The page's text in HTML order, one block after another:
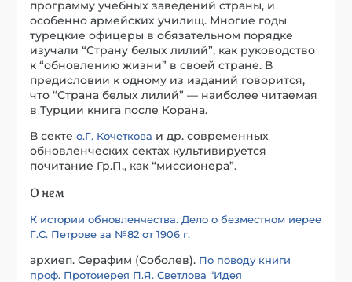
программу учебных заведений страны, и
особенно армейских училищ. Многие годы
турецкие офицеры в обязательном порядке
изучали “Страну белых лилий”, как руководство
к “обновлению жизни” в своей стране. В
предисловии к одному из изданий говорится,
что “Страна белых лилий” — наиболее читаемая
в Турции книга после Корана.
В сектео.Г. Кочеткова и др. современных
обновленческих сектах культивируется
почитание Гр.П., как “миссионера”.
О нем
К истории обновленчества. Дело о безместном иерее
Г.С. Петрове за №82 от 1906 г.
архиеп. Серафим (Соболев). По поводу книги
проф. Протоиерея П.Я. Светлова “Идея